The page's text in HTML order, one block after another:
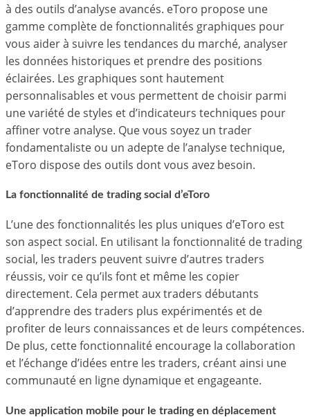
à des outils d’analyse avancés. eToro propose une
gamme complète de fonctionnalités graphiques pour
vous aider à suivre les tendances du marché, analyser
les données historiques et prendre des positions
éclairées. Les graphiques sont hautement
personnalisables et vous permettent de choisir parmi
une variété de styles et d’indicateurs techniques pour
affiner votre analyse. Que vous soyez un trader
fondamentaliste ou un adepte de l’analyse technique,
eToro dispose des outils dont vous avez besoin.
La fonctionnalité de trading social d’eToro
L’une des fonctionnalités les plus uniques d’eToro est
son aspect social. En utilisant la fonctionnalité de trading
social, les traders peuvent suivre d’autres traders
réussis, voir ce qu’ils font et même les copier
directement. Cela permet aux traders débutants
d’apprendre des traders plus expérimentés et de
profiter de leurs connaissances et de leurs compétences.
De plus, cette fonctionnalité encourage la collaboration
et l’échange d’idées entre les traders, créant ainsi une
communauté en ligne dynamique et engageante.
Une application mobile pour le trading en déplacement